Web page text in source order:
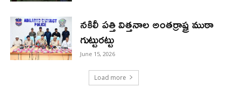
నకిలీ పత్తి విత్తనాల అంతర్రాష్ట్ర ముఠా
గుట్టురట్టు
June 15, 2026
Load more